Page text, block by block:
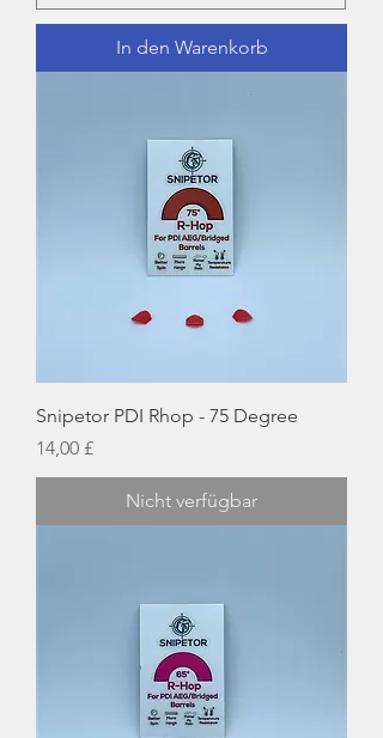
In den Warenkorb
Snipetor PDI Rhop - 75 Degree
Preis
14,00 £
Nicht verfügbar